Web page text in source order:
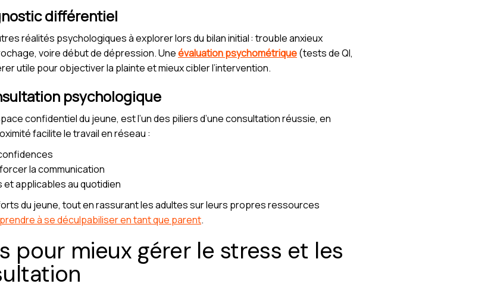
différentiel
réalités psychologiques à explorer lors du bilan initial : trouble anxieux
voire début de dépression. Uneévaluation psychométrique(tests de QI,
utile pour objectiver la plainte et mieux cibler l’intervention.
psychologique
confidentiel du jeune, est l’un des piliers d’une consultation réussie, en
facilite le travail en réseau :
la communication
applicables au quotidien
du jeune, tout en rassurant les adultes sur leurs propres ressources
à se déculpabiliser en tant que parent.
pour mieux gérer le stress et les